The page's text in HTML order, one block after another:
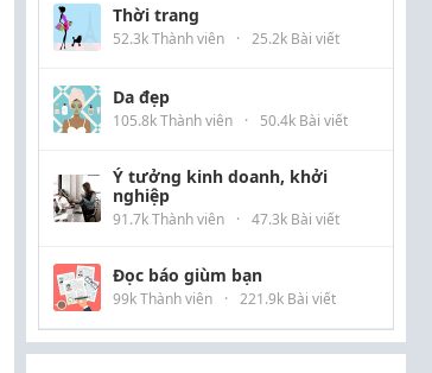
Thời trang
52.3k Thành viên · 25.2k Bài viết
Da đẹp
105.8k Thành viên · 50.4k Bài viết
Ý tưởng kinh doanh, khởi
nghiệp
91.7k Thành viên · 47.3k Bài viết
Đọc báo giùm bạn
99k Thành viên · 221.9k Bài viết